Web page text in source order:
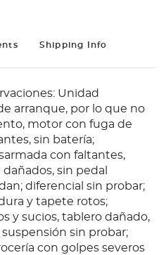
Shipping Info
Unidad
arranque, por lo que no
motor con fuga de
sin batería;
con faltantes,
sin pedal
diferencial sin probar;
y tapete rotos;
y sucios, tablero dañado,
sin probar;
con golpes severos